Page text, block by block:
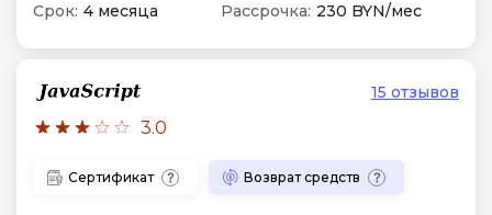
Срок: 4 месяца Рассрочка: 230 BYN/мес
3.0
15 отзывов
Сертификат Возврат средств